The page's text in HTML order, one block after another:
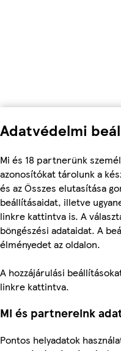
Adatvédelmi
Mi és 18 partnerünk
azonosítókat tárolunk a
és az Összes elutasítása
beállításaidat, illetve
linkre kattintva is. A
böngészési adataidat. A
élményedet az oldalon.
A hozzájárulási
linkre kattintva.
Mi és partnereink
Pontos helyadatok